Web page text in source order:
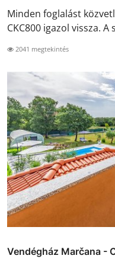
Minden foglalást
CKC800 igazol vissza. A
2041 megtekintés
Vendégház Marčana -